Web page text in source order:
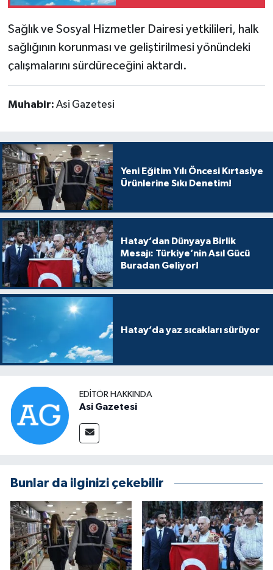
Sağlık ve Sosyal Hizmetler Dairesi yetkilileri, halk
sağlığının korunması ve geliştirilmesi yönündeki
çalışmalarını sürdüreceğini aktardı.
Muhabir: Asi Gazetesi
Yeni Eğitim Yılı Öncesi Kırtasiye
Ürünlerine Sıkı Denetim!
Hatay’dan Dünyaya Birlik
Mesajı: Türkiye’nin Asıl Gücü
Buradan Geliyor!
Hatay’da yaz sıcakları sürüyor
EDITÖR HAKKINDA
Asi Gazetesi
Bunlar da ilginizi çekebilir